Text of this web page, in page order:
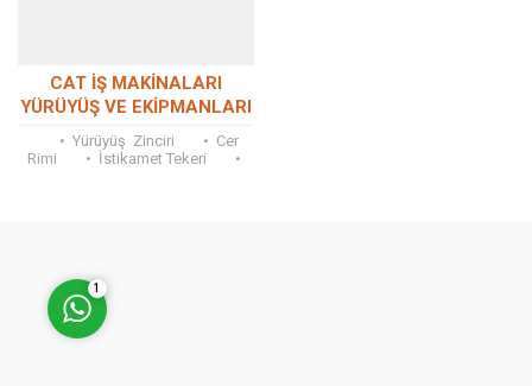
CAT İŞ MAKINALARI
YÜRÜYÜŞ VE EKIPMANLARI
YEDEK PARÇA
• Yürüyüş Zinciri • Cer
Rimi • İstikamet Tekeri •
1